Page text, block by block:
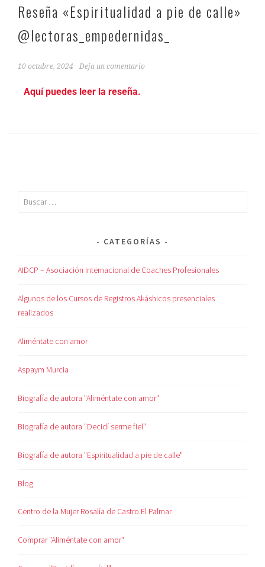
Reseña «Espiritualidad a pie de calle»
@lectoras_empedernidas_
10 octubre, 2024 Deja un comentario
Aquí puedes leer la reseña.
CATEGORÍAS
AIDCP – Asociación Internacional de Coaches Profesionales
Algunos de los Cursos de Registros Akáshicos presenciales
realizados
Aliméntate con amor
Aspaym Murcia
Biografía de autora "Aliméntate con amor"
Biografía de autora "Decidí serme fiel"
Biografía de autora "Espiritualidad a pie de calle"
Blog
Centro de la Mujer Rosalía de Castro El Palmar
Comprar "Aliméntate con amor"